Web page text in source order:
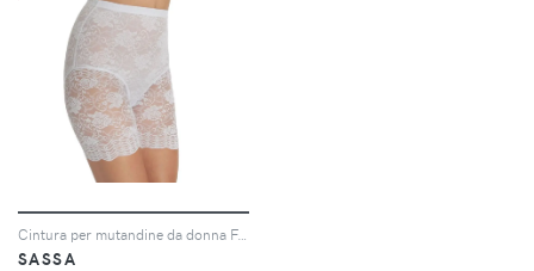
Cintura per mutandine da donna Functional Lace
SASSA